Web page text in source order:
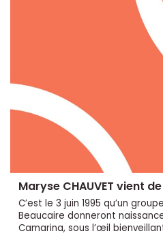
Maryse CHAUVET vient
C’est le 3 juin 1995 qu’un
Beaucaire donneront
Camarina, sous l’œil